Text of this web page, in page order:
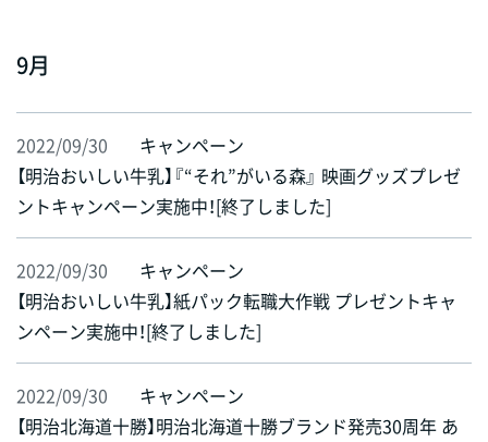
9月
2022/09/30
キャンペーン
【明治おいしい牛乳】『“それ”がいる森』 映画グッズプレゼ
ントキャンペーン実施中！[終了しました]
2022/09/30
キャンペーン
【明治おいしい牛乳】紙パック転職大作戦 プレゼントキャ
ンペーン実施中！[終了しました]
2022/09/30
キャンペーン
【明治北海道十勝】明治北海道十勝ブランド発売30周年 あ